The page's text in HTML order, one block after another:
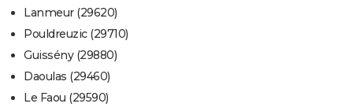
Lanmeur (29620)
Pouldreuzic (29710)
Guissény (29880)
Daoulas (29460)
Le Faou (29590)